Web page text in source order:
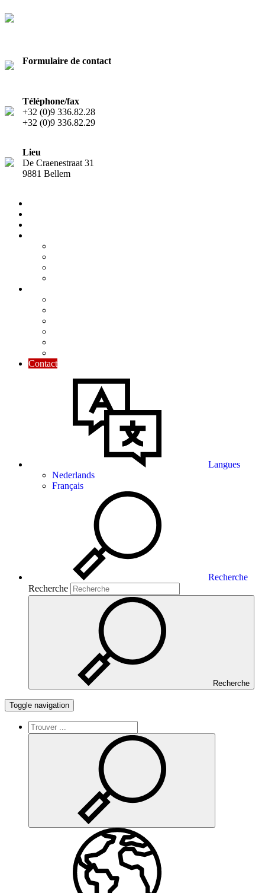
Formulaire de contact
Téléphone/fax
+32 (0)9 336.82.28
+32 (0)9 336.82.29
Lieu
De Craenestraat 31
9881 Bellem
Contact
Langues
Nederlands
Français
Recherche
Recherche
Recherche
Toggle navigation